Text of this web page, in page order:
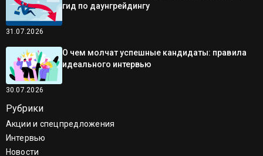
31.07.2026
гид по даунгрейдингу
30.07.2026
О чем молчат успешные кандидаты: правила
идеального интервью
Рубрики
Акции и спецпредложения
Интервью
Новости